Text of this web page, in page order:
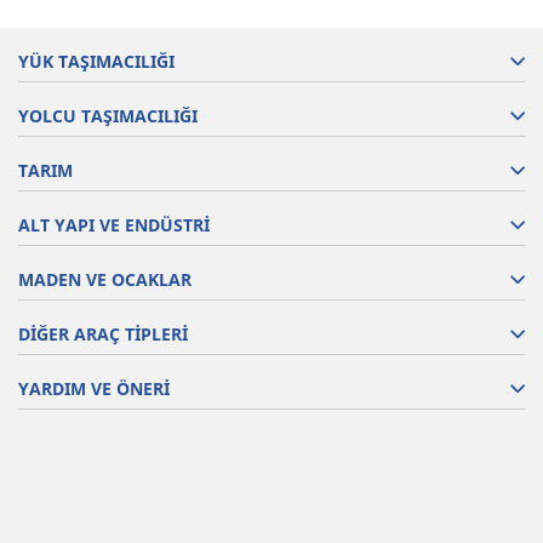
YÜK TAŞIMACILIĞI
YOLCU TAŞIMACILIĞI
TARIM
ALT YAPI VE ENDÜSTRİ
MADEN VE OCAKLAR
DİĞER ARAÇ TİPLERİ
YARDIM VE ÖNERİ